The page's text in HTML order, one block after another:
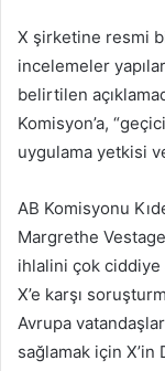
X şirketine resmi
incelemeler
belirtilen
Komisyon’a,
uygulama yetkisi
AB Komisyonu
Margrethe
ihlalini çok ciddiye
X’e karşı
Avrupa
sağlamak için X’in